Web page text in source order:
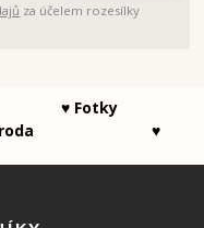
za účelem rozesílky
♥ Fotky
♥